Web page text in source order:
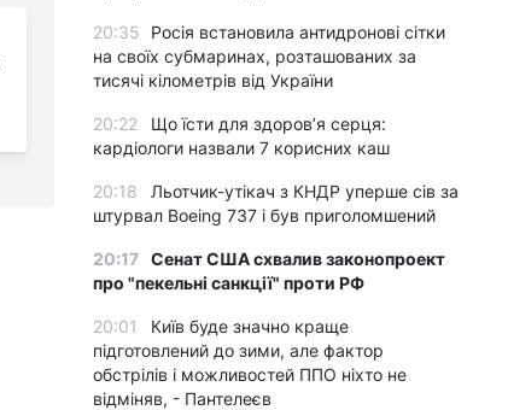
Росія втратила в
Україні 200 тисяч
військових – NYT
20:35
Росія встановила антидронові сітки
на своїх субмаринах, розташованих за
тисячі кілометрів від України
20:22
Що їсти для здоров’я серця:
кардіологи назвали 7 корисних каш
20:18
Льотчик-утікач з КНДР уперше сів за
штурвал Boeing 737 і був приголомшений
20:17 Сенат США схвалив законопроект
про "пекельні санкції" проти РФ
20:01
Київ буде значно краще
підготовлений до зими, але фактор
обстрілів і можливостей ППО ніхто не
відміняв, - Пантелеєв